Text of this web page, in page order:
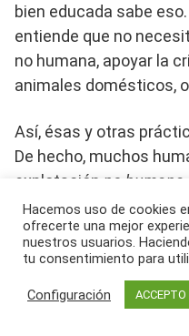
bien educada sabe
entiende que no
no humana, apoyar la
animales domésticos,
Así, ésas y otras
De hecho, muchos
explotación no humana
propio consentimiento,
moralmente errónea.
Cualquiera que
consistente, la
moralmente con
Hacemos uso de cookies
ofrecerte una mejor
nuestros usuarios.
tu consentimiento para
Configuración ACCEPTO